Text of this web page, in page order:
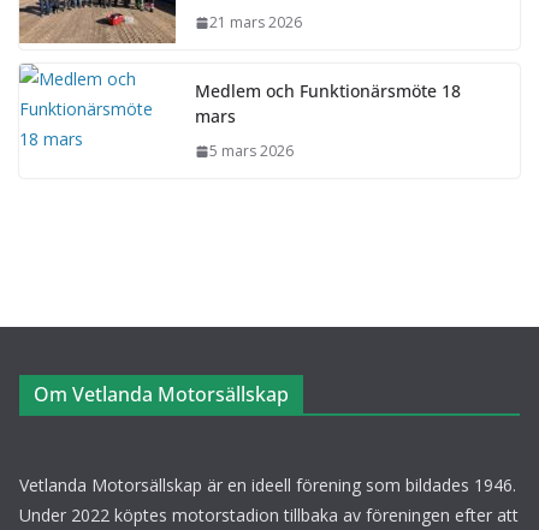
21 mars 2026
Medlem och Funktionärsmöte 18
mars
5 mars 2026
Om Vetlanda Motorsällskap
Vetlanda Motorsällskap är en ideell förening som bildades 1946.
Under 2022 köptes motorstadion tillbaka av föreningen efter att